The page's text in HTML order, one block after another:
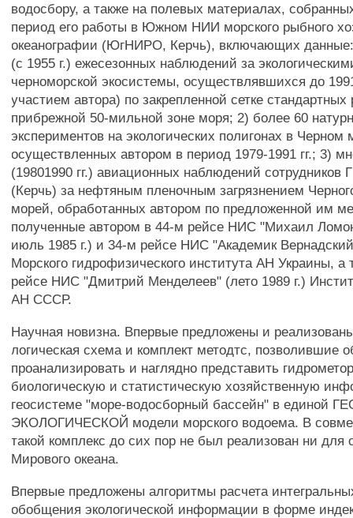
водосбору, а также на полевых материалах,
период его работы в Южном НИИ морского рыбного
океанографии (ЮгНИРО, Керчь), включающих данные:
(с 1955 г.) ежесезонных наблюдений за
черноморской экосистемы, осуществлявшихся до
участием автора) по закрепленной сетке стандартных
прибрежной 50-мильной зоне моря; 2) более 60
экспериментов на экологических полигонах в Черном
осуществленных автором в период 1979-1991 гг.; 3)
(19801990 гг.) авиационных наблюдений
(Керчь) за нефтяным пленочным загрязнением
морей, обработанных автором по предложенной им
полученные автором в 44-м рейсе НИС "Михаил
июль 1985 г.) и 34-м рейсе НИС "Академик
Морского гидрофизического института АН Украины, а
рейсе НИС "Дмитрий Менделеев" (лето 1989 г.)
АН СССР.
Научная новизна. Впервые предложены и
логическая схема и комплект методтс, позволившие
проанализировать и наглядно представить
биологическую и статистическую хозяйственную
геосистеме "море-водосборный бассейн" в единой
ЭКОЛОГИЧЕСКОЙ модели морского водоема. В
такой комплекс до сих пор не был реализован ни для
Мирового океана.
Впервые предложены алгоритмы расчета
обобщения экологической информации в форме